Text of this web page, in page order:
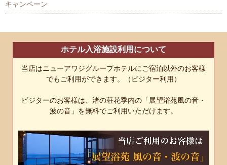
キャンペーン
ホテル入浴施設利用について
当店はニューアワジグループホテルにご宿泊以外のお客様
でもご利用ができます。（ビジター利用）
ビジターのお客様は、渚の荘花季内の「展望浴苑風の音・
波の音」を無料でご利用いただけます。